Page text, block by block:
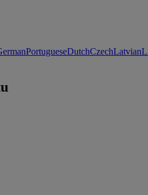
PortugueseDutchCzechLatvian